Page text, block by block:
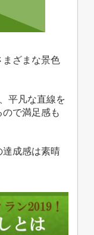
まざまな景色
平凡な直線を
で満足感も
達成感は素晴